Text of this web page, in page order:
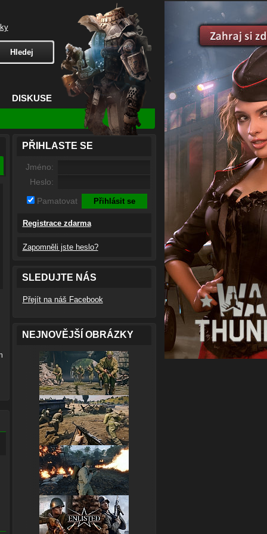
DISKUSE
PŘIHLASTE SE
Jméno:
Heslo:
Pamatovat
Registrace zdarma
Zapomněli jste heslo?
SLEDUJTE NÁS
Přejít na náš Facebook
NEJNOVĚJŠÍ OBRÁZKY